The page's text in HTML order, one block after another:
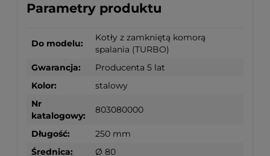
Parametry produktu
Do modelu:
Kotły z zamkniętą komorą
spalania (TURBO)
Gwarancja:
Producenta 5 lat
Kolor:
stalowy
Nr
katalogowy:
803080000
Długość:
250 mm
Średnica:
Ø 80